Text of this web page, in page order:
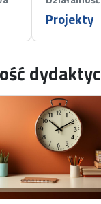
Projekty